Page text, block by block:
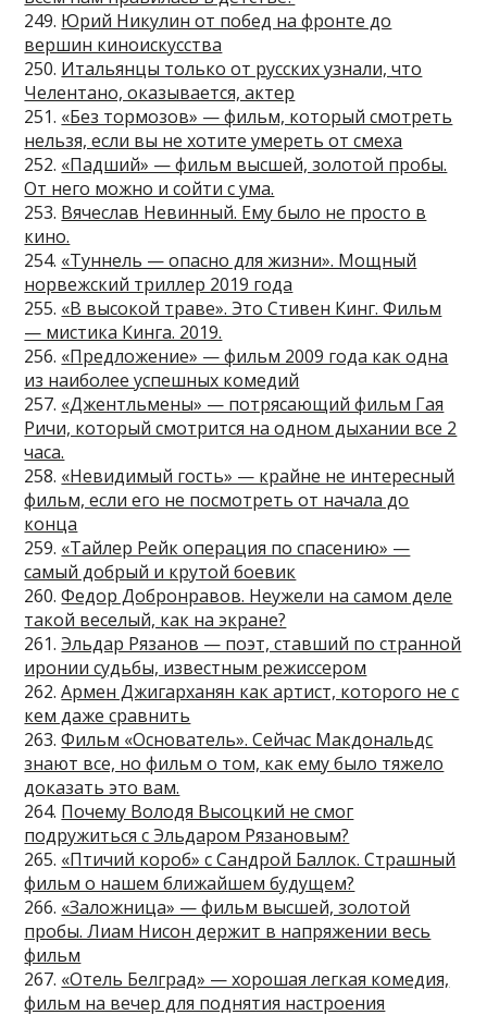
249. Юрий Никулин от побед на фронте до
вершин киноискусства
250. Итальянцы только от русских узнали, что
Челентано, оказывается, актер
251. «Без тормозов» — фильм, который смотреть
нельзя, если вы не хотите умереть от смеха
252. «Падший» — фильм высшей, золотой пробы.
От него можно и сойти с ума.
253. Вячеслав Невинный. Ему было не просто в
кино.
254. «Туннель — опасно для жизни». Мощный
норвежский триллер 2019 года
255. «В высокой траве». Это Стивен Кинг. Фильм
— мистика Кинга. 2019.
256. «Предложение» — фильм 2009 года как одна
из наиболее успешных комедий
257. «Джентльмены» — потрясающий фильм Гая
Ричи, который смотрится на одном дыхании все 2
часа.
258. «Невидимый гость» — крайне не интересный
фильм, если его не посмотреть от начала до
конца
259. «Тайлер Рейк операция по спасению» —
самый добрый и крутой боевик
260.Федор Добронравов. Неужели на самом деле
такой веселый, как на экране?
261.Эльдар Рязанов — поэт, ставший по странной
иронии судьбы, известным режиссером
262.Армен Джигарханян как артист, которого не с
кем даже сравнить
263.Фильм «Основатель». Сейчас Макдональдс
знают все, но фильм о том, как ему было тяжело
доказать это вам.
264. Почему Володя Высоцкий не смог
подружиться с Эльдаром Рязановым?
265. «Птичий короб» с Сандрой Баллок. Страшный
фильм о нашем ближайшем будущем?
266. «Заложница» — фильм высшей, золотой
пробы. Лиам Нисон держит в напряжении весь
фильм
267. «Отель Белград» — хорошая легкая комедия,
фильм на вечер для поднятия настроения